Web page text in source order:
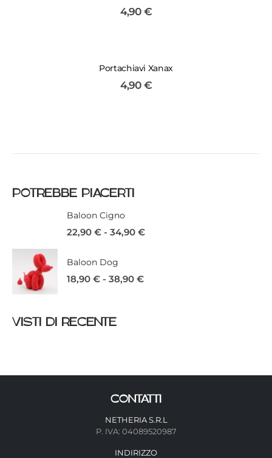
4,90 €
Portachiavi Xanax
4,90 €
POTREBBE PIACERTI
Baloon Cigno
22,90 € - 34,90 €
Baloon Dog
18,90 € - 38,90 €
VISTI DI RECENTE
CONTATTI
NETHERIA S.R.L
P. IVA: 04089520987
INDIRIZZO